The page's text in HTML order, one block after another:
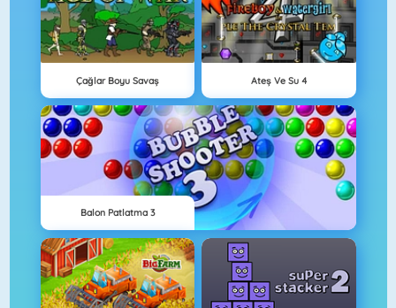
Çağlar Boyu Savaş Ateş Ve Su 4
Balon Patlatma 3